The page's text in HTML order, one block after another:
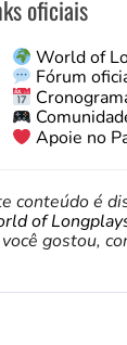
oficiais
World of
Fórum
Apoie no
conteúdo é
of
gostou,